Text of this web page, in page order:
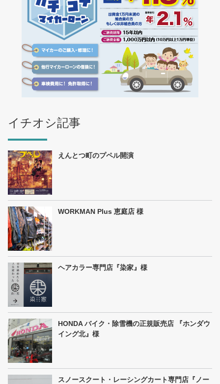
イチオシ記事
えんとつ町のプペル開演
WORKMAN Plus 恵庭店 様
ヘアカラー専門店『染家』様
HONDA バイク・除雪機の正規販売店 『ホンダウ
イング北』様
スノースクート・レーシングカート専門店『ノー